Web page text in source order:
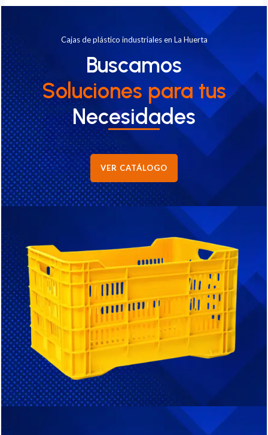
Cajas de plástico industriales en La Huerta
Buscamos
Soluciones para tus
Necesidades
VER CATÁLOGO